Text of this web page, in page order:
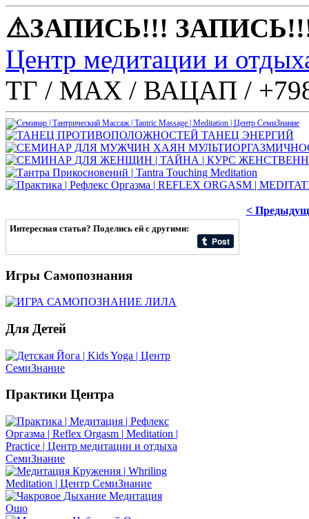
⚠ЗАПИСЬ!!!
Центр медитации и
ТГ / МАХ / ВАЦАП /
<
Интересная статья? Поделись ей с другими:
Игры Самопознания
Для Детей
Практики Центра